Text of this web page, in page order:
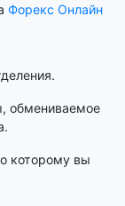
Форекс Онлайн
обмениваемое
которому вы